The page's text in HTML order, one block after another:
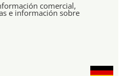
comercial,
e información sobre